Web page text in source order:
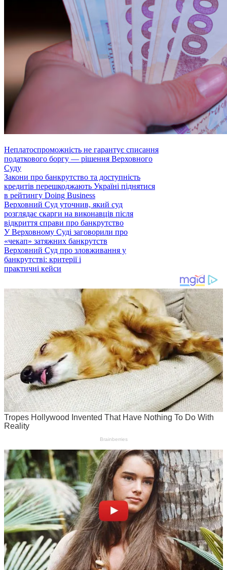
Неплатоспроможність не гарантує списання
податкового боргу — рішення Верховного
Суду
Закони про банкрутство та доступність
кредитів перешкоджають Україні піднятися
в рейтингу Doing Business
Верховний Суд уточнив, який суд
розглядає скарги на виконавців після
відкриття справи про банкрутство
У Верховному Суді заговорили про
«чекап» затяжних банкрутств
Верховний Суд про зловживання у
банкрутстві: критерії і
практичні кейси